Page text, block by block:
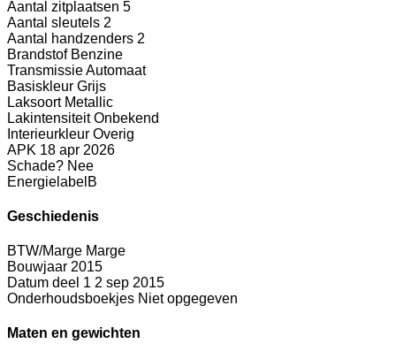
Aantal zitplaatsen 5
Aantal sleutels 2
Aantal handzenders 2
Brandstof Benzine
TransmissieAutomaat
Basiskleur Grijs
Laksoort Metallic
Lakintensiteit Onbekend
Interieurkleur Overig
APK 18 apr 2026
Schade? Nee
Energielabel B
Geschiedenis
BTW/Marge Marge
Bouwjaar 2015
Datum deel 1 2 sep 2015
Onderhoudsboekjes Niet opgegeven
Maten en gewichten